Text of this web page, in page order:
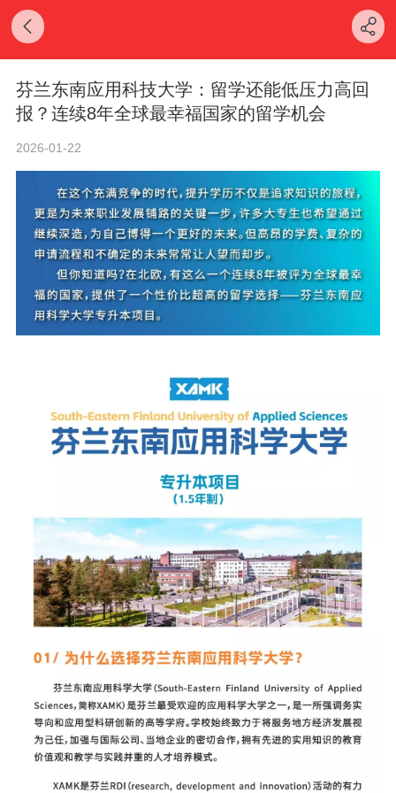
芬兰东南应用科技大学：留学还能低压力高回
报？连续8年全球最幸福国家的留学机会
2026-01-22